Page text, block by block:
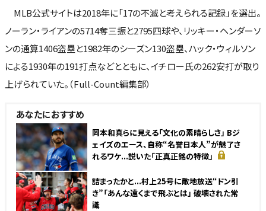
MLB公式サイトは2018年に「17の不滅と考えられる記録」を選出。
ノーラン・ライアンの5714奪三振と2795四球や、リッキー・ヘンダーソ
ンの通算1406盗塁と1982年のシーズン130盗塁、ハック・ウィルソン
による1930年の191打点などとともに、イチロー氏の262安打が取り
上げられていた。（Full-Count編集部）
あなたにおすすめ
岡本和真らに見える「文化の素晴らしさ」 Bジ
ェイズのエース、自称“名誉日本人”が魅了さ
れるワケ...説いた「正真正銘の特徴」
詰まったかと...村上25号に敵地放送“ドン引
き”「あんな遠くまで飛ぶとは」 破壊された常
識